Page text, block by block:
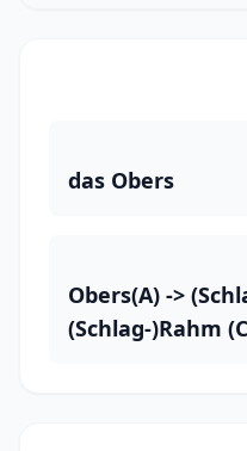
das Obers
Obers(A) ->
(Schlag-)Rahm